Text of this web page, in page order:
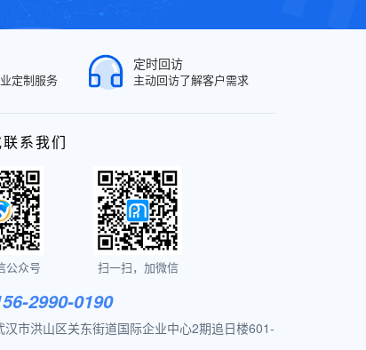
定制服务
定时回访
主动回访了解客户需求
系我们
公众号 扫一扫，加微信
2990-0190
汉市洪山区关东街道国际企业中心2期追日楼601-